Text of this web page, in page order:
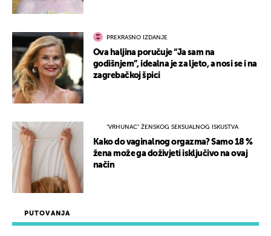
PUTOVANJA
PREKRASNO IZDANJE
Ova haljina poručuje “Ja sam na
godišnjem”, idealna je za ljeto, a nosi se i na
zagrebačkoj špici
"VRHUNAC" ŽENSKOG SEKSUALNOG ISKUSTVA
Kako do vaginalnog orgazma? Samo 18 %
žena može ga doživjeti isključivo na ovaj
način